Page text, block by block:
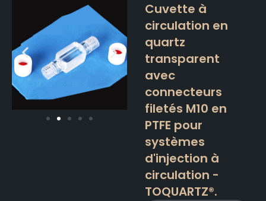
Cuvette à
circulation en
quartz
transparent
avec
connecteurs
filetés M10 en
PTFE pour
systèmes
d'injection à
circulation -
TOQUARTZ®.